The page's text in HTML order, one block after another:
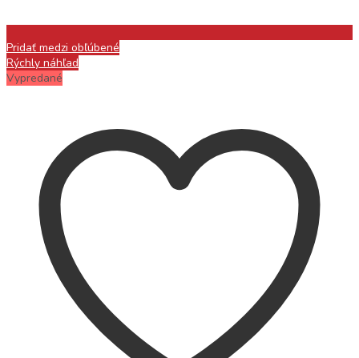
Pridať medzi obľúbené
Rýchly náhľad
Vypredané